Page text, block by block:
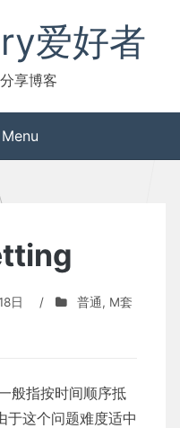
爱好者
享博客
日 / 普通, M套
般指按时间顺序抵
于这个问题难度适中